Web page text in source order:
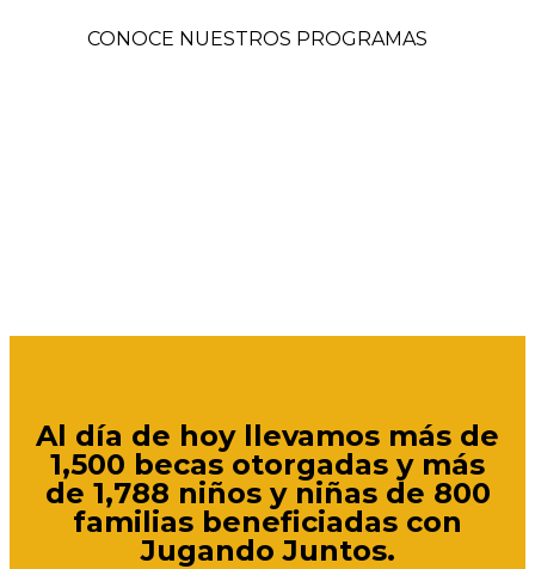
CONOCE NUESTROS PROGRAMAS
Al día de hoy llevamos más de
1,500 becas otorgadas y más
de 1,788 niños y niñas de 800
familias beneficiadas con
Jugando Juntos.